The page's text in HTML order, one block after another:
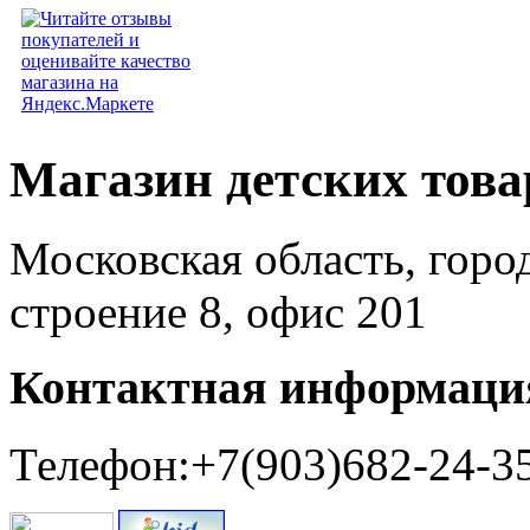
Магазин детских
Московская область,
строение 8, офис 201
Контактная
Телефон:+7(903)682-24-